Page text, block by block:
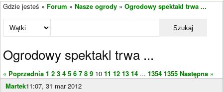
Gdzie jesteś » Forum » Nasze ogrody » Ogrodowy spektakl trwa ...
Szukaj
Ogrodowy spektakl trwa ...
« Poprzednia 1 2 3 4 5 6 7 8 9 10 11 12 13 14 ... 1354 1355 Następna »
Martek11:07, 31 mar 2012